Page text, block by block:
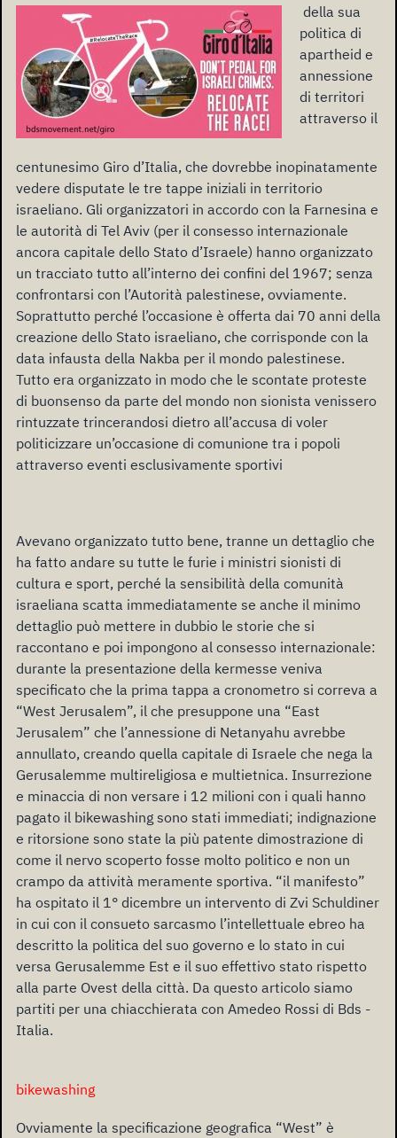
della sua
politica di
apartheid e
annessione
di territori
attraverso il
centunesimo Giro d’Italia, che dovrebbe inopinatamente
vedere disputate le tre tappe iniziali in territorio
israeliano. Gli organizzatori in accordo con la Farnesina e
le autorità di Tel Aviv (per il consesso internazionale
ancora capitale dello Stato d’Israele) hanno organizzato
un tracciato tutto all’interno dei confini del 1967; senza
confrontarsi con l’Autorità palestinese, ovviamente.
Soprattutto perché l’occasione è offerta dai 70 anni della
creazione dello Stato israeliano, che corrisponde con la
data infausta della Nakba per il mondo palestinese.
Tutto era organizzato in modo che le scontate proteste
di buonsenso da parte del mondo non sionista venissero
rintuzzate trincerandosi dietro all’accusa di voler
politicizzare un’occasione di comunione tra i popoli
attraverso eventi esclusivamente sportivi
Avevano organizzato tutto bene, tranne un dettaglio che
ha fatto andare su tutte le furie i ministri sionisti di
cultura e sport, perché la sensibilità della comunità
israeliana scatta immediatamente se anche il minimo
dettaglio può mettere in dubbio le storie che si
raccontano e poi impongono al consesso internazionale:
durante la presentazione della kermesse veniva
specificato che la prima tappa a cronometro si correva a
“West Jerusalem”, il che presuppone una “East
Jerusalem” che l’annessione di Netanyahu avrebbe
annullato, creando quella capitale di Israele che nega la
Gerusalemme multireligiosa e multietnica. Insurrezione
e minaccia di non versare i 12 milioni con i quali hanno
pagato il bikewashing sono stati immediati; indignazione
e ritorsione sono state la più patente dimostrazione di
come il nervo scoperto fosse molto politico e non un
crampo da attività meramente sportiva. “il manifesto”
ha ospitato il 1° dicembre un intervento di Zvi Schuldiner
in cui con il consueto sarcasmo l’intellettuale ebreo ha
descritto la politica del suo governo e lo stato in cui
versa Gerusalemme Est e il suo effettivo stato rispetto
alla parte Ovest della città. Da questo articolo siamo
partiti per una chiacchierata con Amedeo Rossi di Bds -
Italia.
bikewashing
Ovviamente la specificazione geografica “West” è